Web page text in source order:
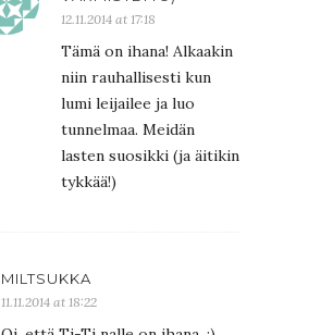
12.11.2014 at 17:18
Tämä on ihana! Alkaakin
niin rauhallisesti kun
lumi leijailee ja luo
tunnelmaa. Meidän
lasten suosikki (ja äitikin
tykkää!)
MILTSUKKA
11.11.2014 at 18:22